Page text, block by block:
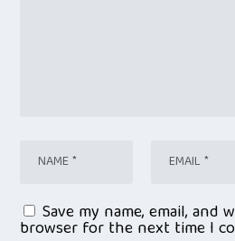
Save my name, email, and
browser for the next time I